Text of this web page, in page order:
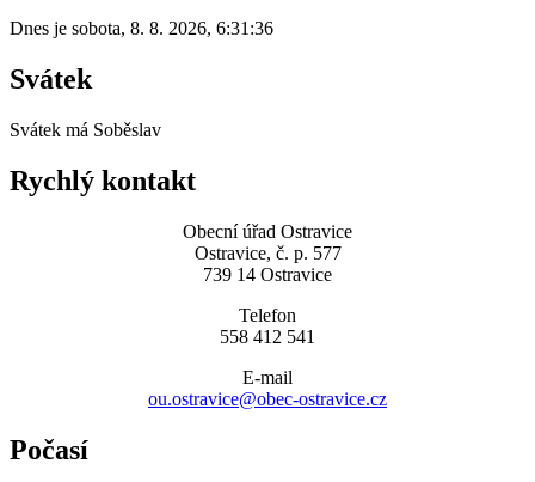
Dnes je sobota, 8. 8. 2026, 6:31:36
Svátek
Svátek má Soběslav
Rychlý kontakt
Obecní úřad Ostravice
Ostravice, č. p. 577
739 14 Ostravice
Telefon
558 412 541
E-mail
ou.ostravice@obec-ostravice.cz
Počasí